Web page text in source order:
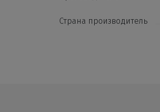
Страна производитель